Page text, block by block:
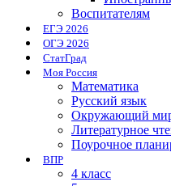
Воспитателям
ЕГЭ 2026
ОГЭ 2026
СтатГрад
Моя Россия
Математика
Русский язык
Окружающий
Литературное
Поурочное
ВПР
4 класс